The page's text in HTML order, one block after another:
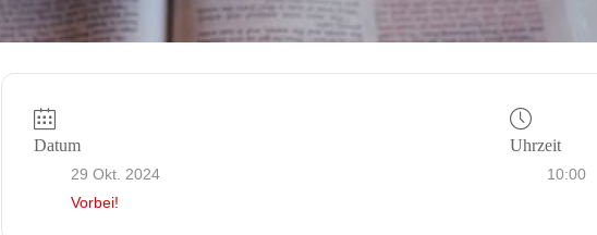
Datum
29 Okt. 2024
Vorbei!
Uhrzeit
10:00